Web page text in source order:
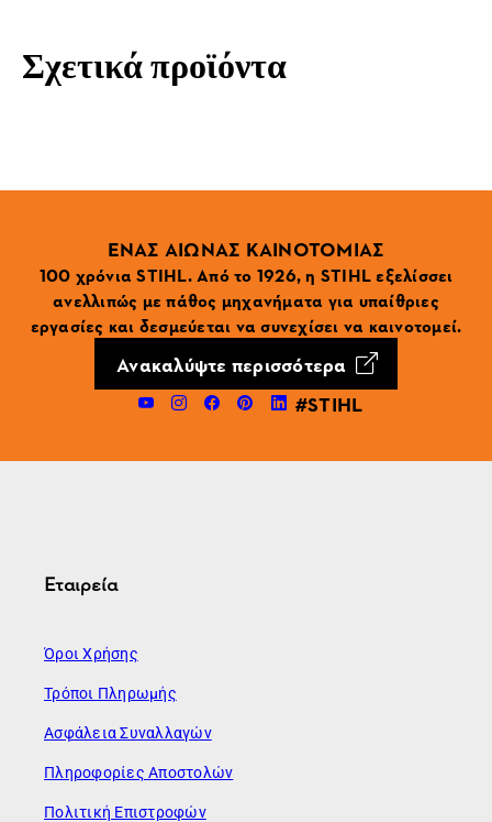
Σχετικά προϊόντα
ΕΝΑΣ ΑΙΩΝΑΣ ΚΑΙΝΟΤΟΜΙΑΣ
100 χρόνια STIHL. Από το 1926, η STIHL εξελίσσει
ανελλιπώς με πάθος μηχανήματα για υπαίθριες
εργασίες και δεσμεύεται να συνεχίσει να καινοτομεί.
Ανακαλύψτε περισσότερα
#STIHL
Εταιρεία
Όροι Χρήσης
Τρόποι Πληρωμής
Ασφάλεια Συναλλαγών
Πληροφορίες Αποστολών
Πολιτική Επιστροφών